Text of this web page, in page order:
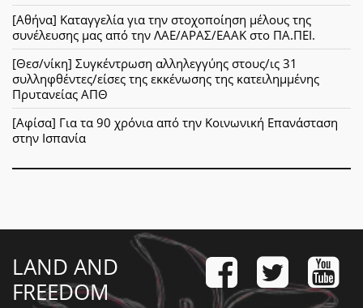
[Αθήνα] Καταγγελία για την στοχοποίηση μέλους της
συνέλευσης μας από την ΛΑΕ/ΑΡΑΣ/ΕΑΑΚ στο ΠΑ.ΠΕΙ.
[Θεσ/νίκη] Συγκέντρωση αλληλεγγύης στους/ις 31
συλληφθέντες/είσες της εκκένωσης της κατειλημμένης
Πρυτανείας ΑΠΘ
[Αφίσα] Για τα 90 χρόνια από την Κοινωνική Επανάσταση
στην Ισπανία
LAND AND
FREEDOM